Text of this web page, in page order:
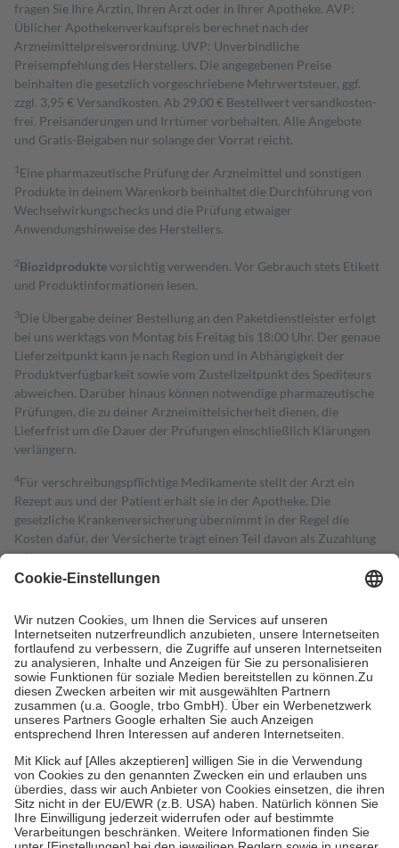
fragen Sie Ihre Ärztin, Ihren Arzt oder in Ihrer Apotheke. AVP:
Üblicher Apothekenverkaufspreis berechnet nach der
Arzneimittelpreisverordnung. UVP: Unverbindliche
Preisempfehlung des Herstellers. Die angegebenen Preise
beinhalten die gesetzlich vorgeschriebene Mehrwertsteuer, ggf.
zzgl. 3,95 € Versandkosten. Ab 29,00 € Bestell­wert versand­kosten­
frei. Preisänderungen und Irrtümer vorbehalten. Alle Angebote
und Gratis-Beigaben nur solange der Vorrat reicht.
1 Eine pharmazeutische Prüfung der Arzneimittel und sonstigen
Produkte in deinem Warenkorb beinhaltet die Durchführung von
Wechselwirkungschecks und die Prüfung etwaiger
Anwendungshinweise des Herstellers.
2Biozidproduktevorsichtig verwenden. Vor Gebrauch stets Etikett
und Produktinformationen lesen.
3Die Übergabe deiner Bestellung an den Paketdienstleister erfolgt
bei uns werktags von Montag bis Freitag bis 18:00 Uhr. Der genaue
Lieferzeitpunkt kann je nach Region und in Abhängigkeit der
Produktverfügbarkeit sowie vom Zustellzeitpunkt des Spediteurs
abweichen. Darüber hinaus können notwendige pharmazeutische
Prüfungen, die zu deiner Arzneimittelsicherheit dienen, die
Lieferfrist um die Dauer der Prüfungen einschließlich Klärungen
verlängern.
4Für verschreibungspflichtige Medikamente stellt der Arzt ein
Rezept aus und der Patient erhält sie in der Apotheke. Die
gesetzliche Krankenversicherung übernimmt in der Regel die
Kosten dafür, der Versicherte trägt einen Teil davon als Zuzahlung
mit.
Grundsätzlich leisten Mitglieder Zuzahlungen in Höhe von zehn
höchstens zehn Euro.
Es sind jedoch nie mehr als die tatsächlichen
Kosten der Leistung zu entrichten.
Diese Regeln gelten grundsätzlich auch für Online-Apotheken.
Bei Heilmitteln und häuslicher Krankenpflege beträgt die
Zuzahlung zehn Prozent der Kosten sowie zehn Euro je
Verordnung.
Um das Engagement der Versicherten für ihre eigene Gesundheit zu
stärken und die besondere Stellung der Familie zu unterstützen,
fallenkeine Zuzahlungenan bei:
• Kindern und Jugendlichen bis zum vollendeten 18. Lebensjahr
mit Ausnahme der Fahrkosten
• Untersuchungen zur Vorsorge und Früherkennung, die von der
GKV getragen werden